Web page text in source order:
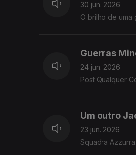
30 jun. 2026
O brilho de uma
Guerras
24 jun. 2026
Post Qualquer
Um outro
23 jun. 2026
Squadra Azzurra.